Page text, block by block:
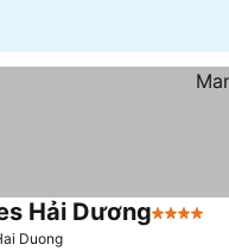
Hải Dương4 Estrelas
Duong